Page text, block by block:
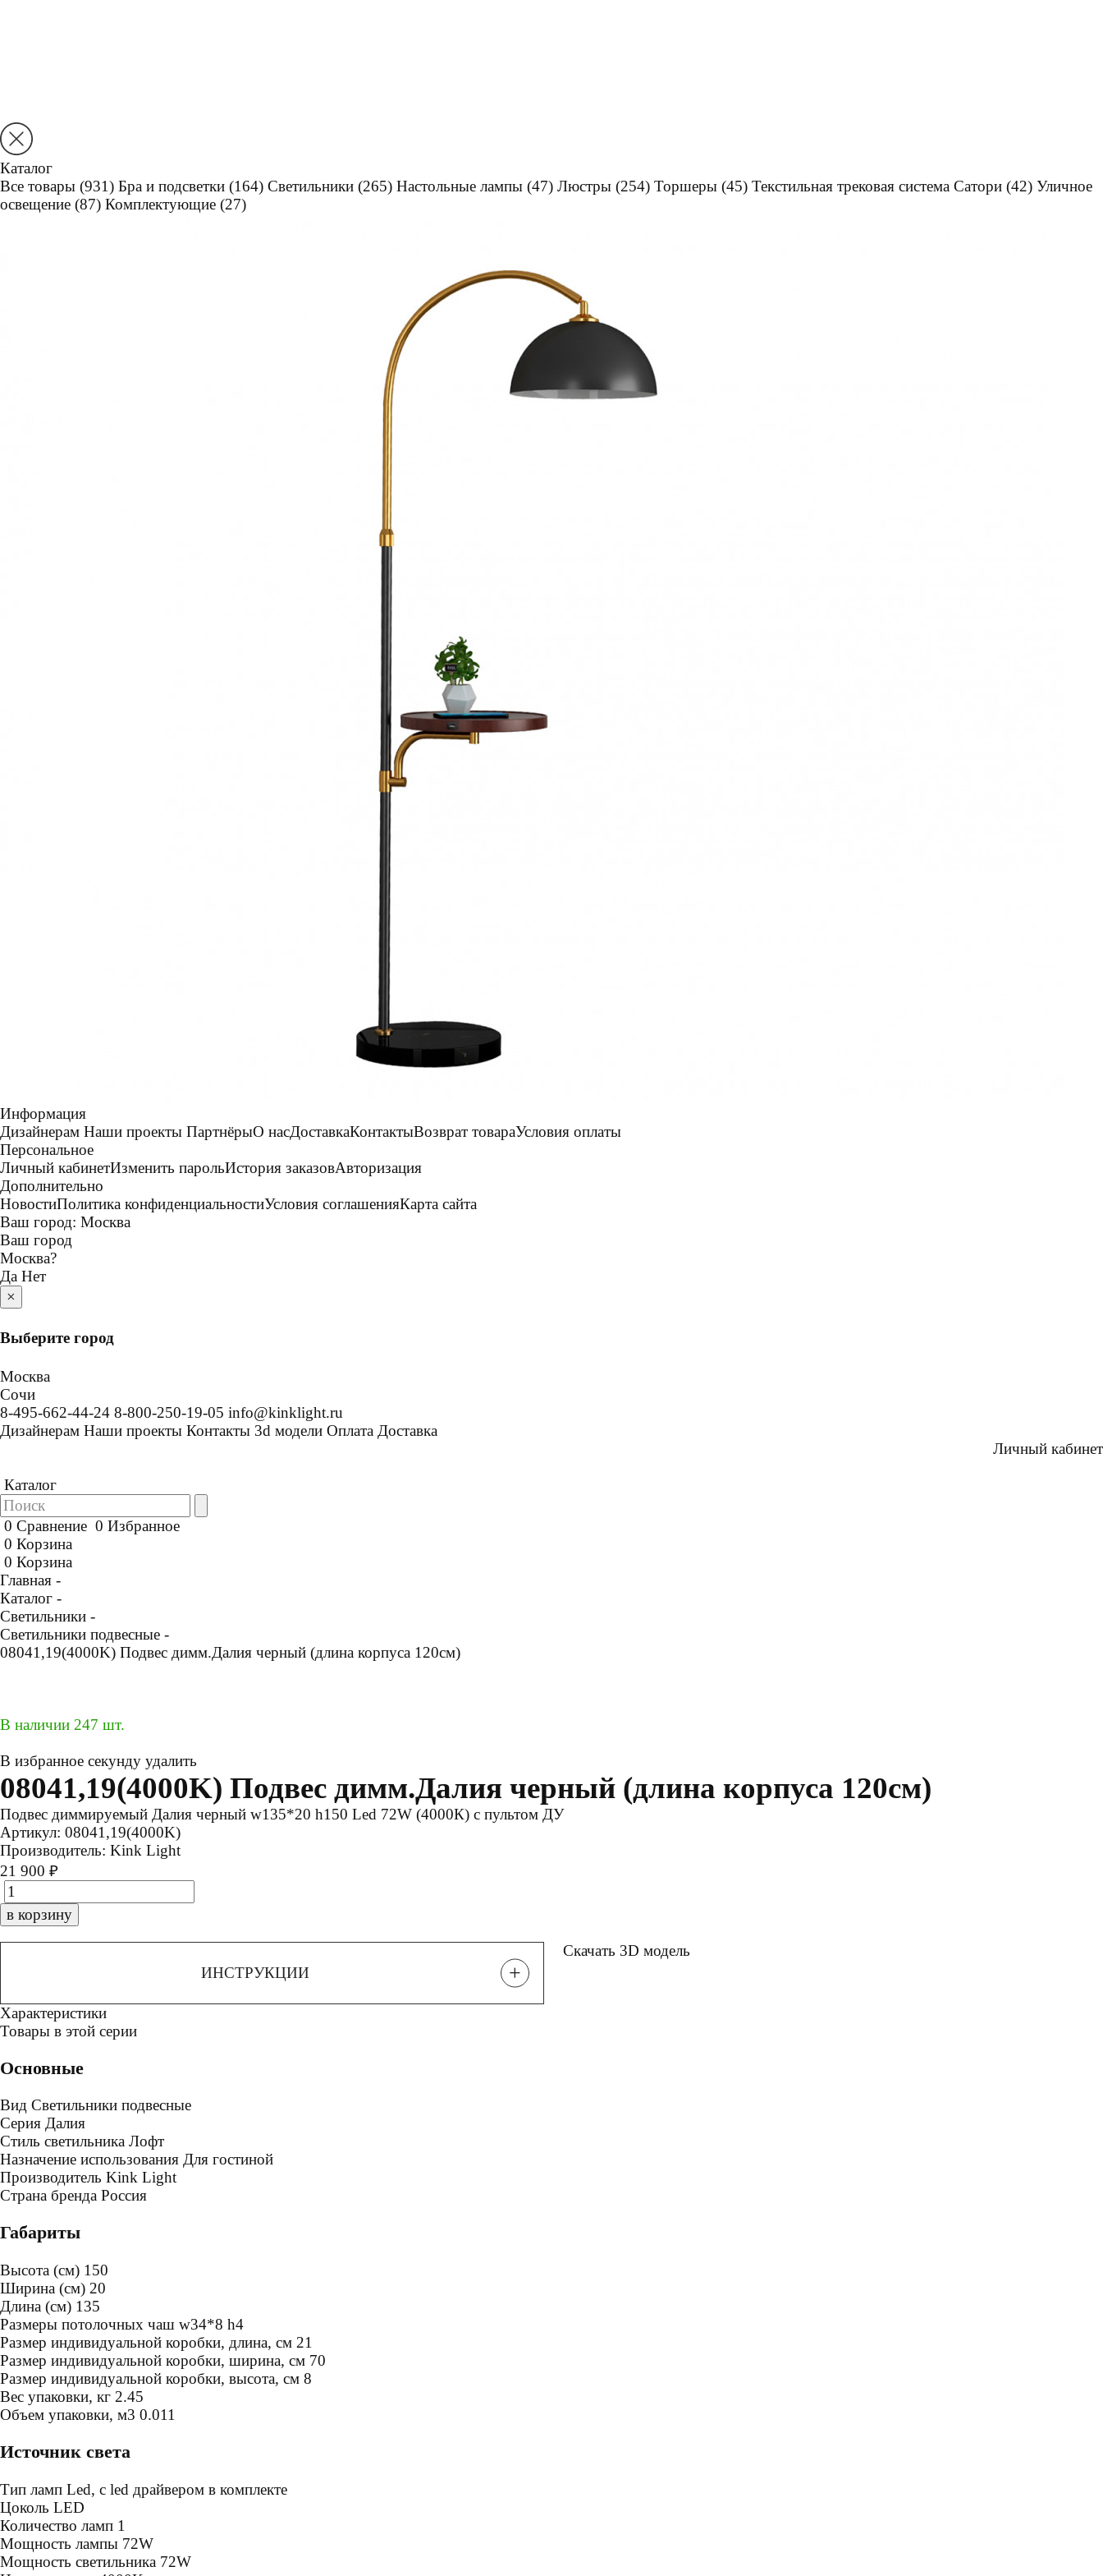
Каталог
Все товары (931) Бра и подсветки (164) Светильники (265) Настольные лампы (47) Люстры (254) Торшеры (45) Текстильная трековая система Сатори (42) Уличное
освещение (87) Комплектующие (27)
Информация
Дизайнерам Наши проекты ПартнёрыО насДоставкаКонтактыВозврат товараУсловия оплаты
Персональное
Личный кабинетИзменить парольИстория заказовАвторизация
Дополнительно
НовостиПолитика конфиденциальностиУсловия соглашенияКарта сайта
Ваш город: Москва
Ваш город
Москва?
Да Нет
×
Выберите город
Москва
Сочи
8-495-662-44-24 8-800-250-19-05 info@kinklight.ru
Дизайнерам Наши проекты Контакты 3d модели Оплата Доставка
Личный кабинет
Каталог
0 Сравнение 0 Избранное
0 Корзина
0 Корзина
Главная -
Каталог -
Светильники -
Светильники подвесные -
08041,19(4000K) Подвес димм.Далия черный (длина корпуса 120см)
В наличии 247 шт.
В избранное секунду удалить
08041,19(4000K) Подвес димм.Далия черный (длина корпуса 120см)
Подвес диммируемый Далия черный w135*20 h150 Led 72W (4000К) с пультом ДУ
Артикул: 08041,19(4000K)
Производитель: Kink Light
21 900 ₽
в корзину
ИНСТРУКЦИИ +
Скачать 3D модель
Характеристики
Товары в этой серии
Основные
Вид Светильники подвесные
Серия Далия
Стиль светильника Лофт
Назначение использования Для гостиной
Производитель Kink Light
Страна бренда Россия
Габариты
Высота (см) 150
Ширина (см) 20
Длина (см) 135
Размеры потолочных чаш w34*8 h4
Размер индивидуальной коробки, длина, см 21
Размер индивидуальной коробки, ширина, см 70
Размер индивидуальной коробки, высота, см 8
Bес упаковки, кг 2.45
Oбъем упаковки, м3 0.011
Источник света
Тип ламп Led, с led драйвером в комплекте
Цоколь LED
Количество ламп 1
Мощность лампы 72W
Мощность светильника 72W